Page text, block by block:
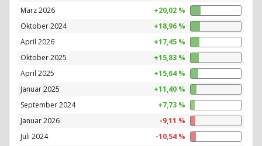
März 2026
+20,02 %
Oktober 2024
+18,96 %
April 2026
+17,45 %
Oktober 2025
+15,83 %
April 2025
+15,64 %
Januar 2025
+11,40 %
September 2024
+7,73 %
Januar 2026
-9,11 %
Juli 2024
-10,54 %